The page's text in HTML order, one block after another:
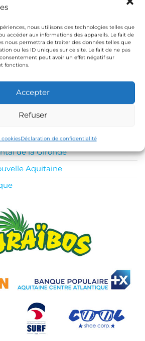
nous utilisons des technologies telles que
accéder aux informations des appareils. Le fait de
nous permettra de traiter des données telles que
ou les ID uniques sur ce site. Le fait de ne pas
peut avoir un effet négatif sur
fonctions.
Accepter
Refuser
Déclaration de confidentialité
!
SUIVANTE
Formation juge et
INSTITUTIONS
de Surf
de la Gironde
Aquitaine